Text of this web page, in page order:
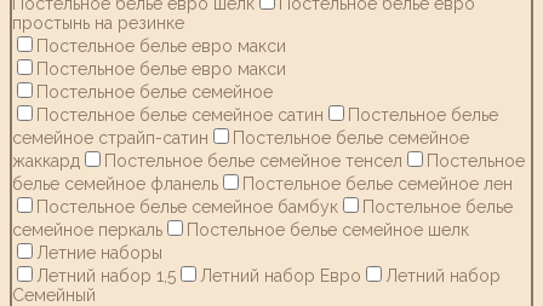
простынь на резинке
Постельное белье евро макси
Постельное белье евро макси
Постельное белье семейное
Постельное белье семейное сатин
Постельное белье
семейное страйп-сатин
Постельное белье семейное
жаккард
Постельное белье семейное тенсел
Постельное
белье семейное фланель
Постельное белье семейное лен
Постельное белье семейное бамбук
Постельное белье
семейное перкаль
Постельное белье семейное шелк
Летние наборы
Летний набор 1,5
Летний набор Евро
Летний набор
Семейный